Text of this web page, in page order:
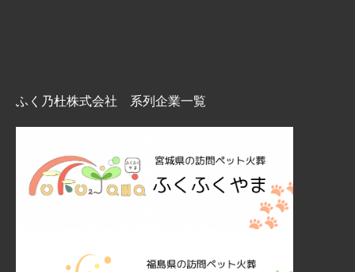
ふく乃杜株式会社 系列企業一覧